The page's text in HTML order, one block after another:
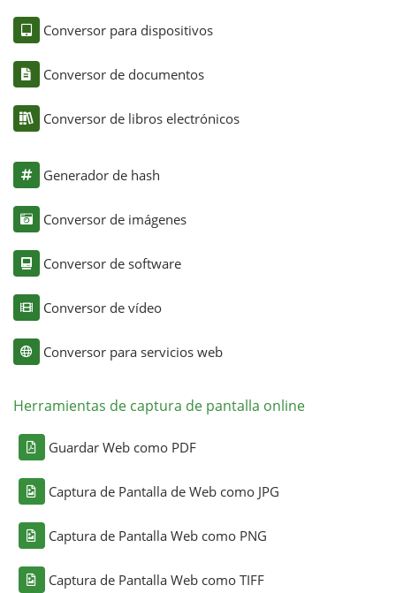
Conversor para dispositivos
Conversor de documentos
Conversor de libros electrónicos
Generador de hash
Conversor de imágenes
Conversor de software
Conversor de vídeo
Conversor para servicios web
Herramientas de captura de pantalla online
Guardar Web como PDF
Captura de Pantalla de Web como JPG
Captura de Pantalla Web como PNG
Captura de Pantalla Web como TIFF